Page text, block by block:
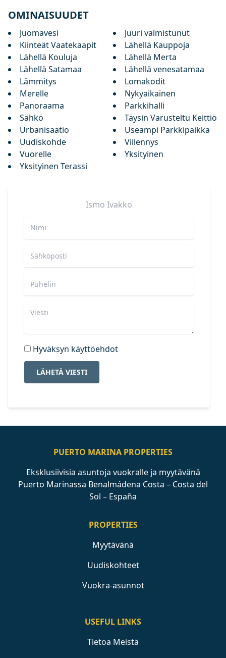
OMINAISUUDET
Juomavesi
Juuri valmistunut
Kiinteät Vaatekaapit
Lähellä Kauppoja
Lähellä Kouluja
Lähellä Merta
Lähellä Satamaa
Lähellä venesatamaa
Lämmitys
Lomakodit
Merelle
Nykyaikainen
Panoraama
Parkkihalli
Sähkö
Täysin Varusteltu Keittiö
Urbanisaatio
Useampi Parkkipaikka
Uudiskohde
Viilennys
Vuorelle
Yksityinen
Yksityinen Terassi
Ismo Ivakko
Hyväksyn käyttöehdot
LÄHETÄ VIESTI
PUERTO MARINA PROPERTIES
Eksklusiivisia asuntoja vuokralle ja myytävänä
Puerto Marinassa Benalmádena Costa – Costa del
Sol – España
PROPERTIES
Myytävänä
Uudiskohteet
Vuokra-asunnot
USEFUL LINKS
Tietoa Meistä